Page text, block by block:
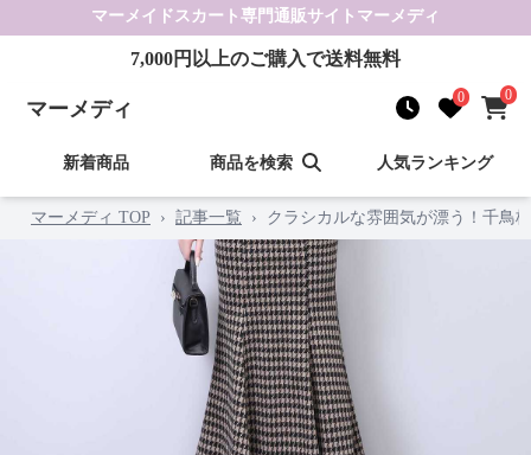
マーメイドスカート 専門通販サイト マーメディ
7,000円以上のご購入で送料無料
マーメディ 0 0
新着商品 商品を検索 人気ランキング
マーメディ TOP › 記事一覧 › クラシカルな雰囲気が漂う！千鳥